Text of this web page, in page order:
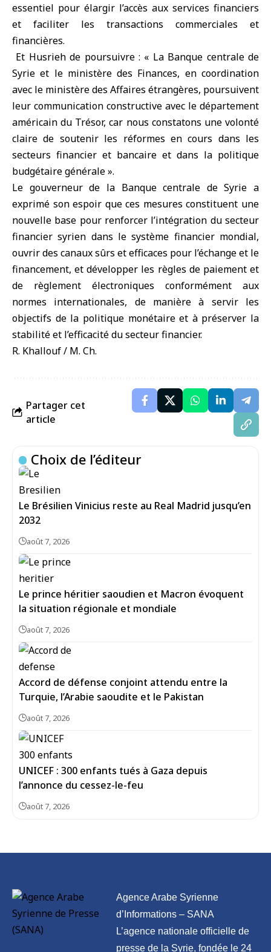
essentiel pour élargir l’accès aux services financiers
et faciliter les transactions commerciales et
financières.
Et Husrieh de poursuivre : « La Banque centrale de
Syrie et le ministère des Finances, en coordination
avec le ministère des Affaires étrangères, poursuivent
leur communication constructive avec le département
américain du Trésor, car nous constatons une volonté
claire de soutenir les réformes en cours dans les
secteurs financier et bancaire et dans la politique
budgétaire générale ».
Le gouverneur de la Banque centrale de Syrie a
exprimé son espoir que ces mesures constituent une
nouvelle base pour renforcer l’intégration du secteur
financier syrien dans le système financier mondial,
ouvrir des canaux sûrs et efficaces pour l’échange et le
financement, et développer les règles de paiement et
de règlement électroniques conformément aux
normes internationales, de manière à servir les
objectifs de la politique monétaire et à préserver la
stabilité et l’efficacité du secteur financier.
R. Khallouf / M. Ch.
Partager cet
article
Choix de l’éditeur
Le Brésilien Vinicius reste au Real Madrid jusqu’en
2032
août 7, 2026
Le prince héritier saoudien et Macron évoquent
la situation régionale et mondiale
août 7, 2026
Accord de défense conjoint attendu entre la
Turquie, l’Arabie saoudite et le Pakistan
août 7, 2026
UNICEF : 300 enfants tués à Gaza depuis
l’annonce du cessez-le-feu
août 7, 2026
Agence Arabe Syrienne
d’Informations – SANA
L’agence nationale officielle de
presse de la Syrie, fondée le 24